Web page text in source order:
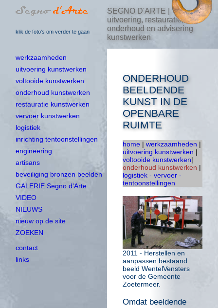
klik de foto's om verder te gaan
SEGNO D'ARTE |
uitvoering, restauratie,
onderhoud en advisering
kunstwerken
werkzaamheden
uitvoering kunstwerken
voltooide kunstwerken
onderhoud kunstwerken
restauratie kunstwerken
vervoer kunstwerken
logistiek
inrichting tentoonstellingen
engineering
artisans
beveiliging bronzen beelden
GALERIE Segno d'Arte
VIDEO
NIEUWS
nieuw op de site
ZOEKEN
contact
links
ONDERHOUD
BEELDENDE
KUNST IN DE
OPENBARE
RUIMTE
home | werkzaamheden |
uitvoering kunstwerken |
voltooide kunstwerken|
onderhoud kunstwerken |
logistiek - vervoer -
tentoonstellingen
2011 - Herstellen en
aanpassen bestaand
beeld WentelVensters
voor de Gemeente
Zoetermeer.
Omdat beeldende